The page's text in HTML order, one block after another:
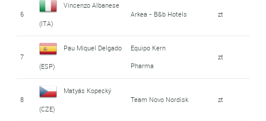
6
Vincenzo Albanese
(ITA)
Arkea - B&b Hotels zt
7
Pau Miquel Delgado
(ESP)
Equipo Kern
Pharma
zt
8
Matyás Kopecký
(CZE)
Team Novo Nordisk zt